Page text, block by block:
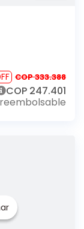
COP 333.388
COP 247.401